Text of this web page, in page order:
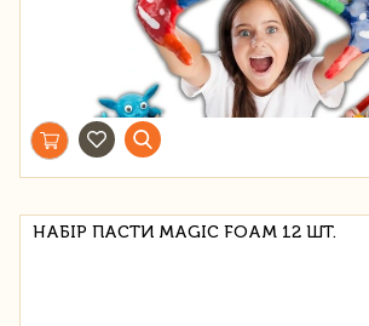
НАБІР ПАСТИ MAGIC FOAM 12 ШТ.